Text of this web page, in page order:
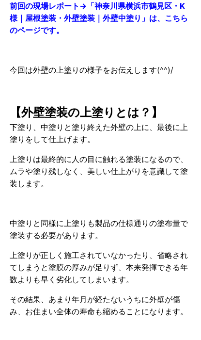
前回の現場レポート→「神奈川県横浜市鶴見区・K
様｜屋根塗装・外壁塗装｜外壁中塗り」は、こちら
のページです。
今回は外壁の上塗りの様子をお伝えします(^^)/
【外壁塗装の上塗りとは？】
下塗り、中塗りと塗り終えた外壁の上に、最後に上
塗りをして仕上げます。
上塗りは最終的に人の目に触れる塗装になるので、
ムラや塗り残しなく、美しい仕上がりを意識して塗
装します。
中塗りと同様に上塗りも製品の仕様通りの塗布量で
塗装する必要があります。
上塗りが正しく施工されていなかったり、省略され
てしまうと塗膜の厚みが足りず、本来発揮できる年
数よりも早く劣化してしまいます。
その結果、あまり年月が経たないうちに外壁が傷
み、お住まい全体の寿命も縮めることになります。